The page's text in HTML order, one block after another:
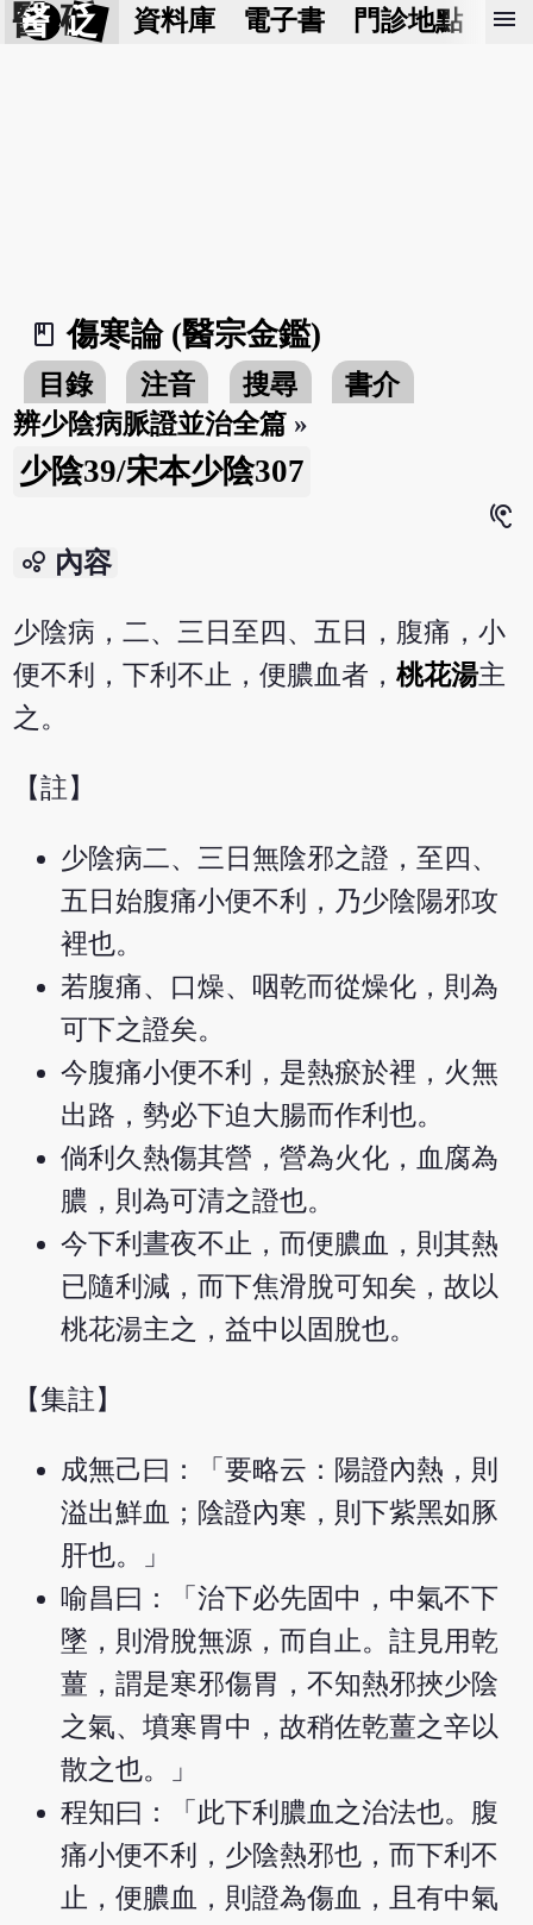
醫 砭 資料庫 電子書 門診地點 預
menu
book_2
傷寒論 (醫宗金鑑)
目錄 注音 搜尋
書介
辨少陰病脈證並治全篇 »
少陰39/宋本少陰307
hearing
bubble_chart 內容
少陰病，二、三日至四、五日，腹痛，小
便不利，下利不止，便膿血者，桃花湯主
之。
【註】
少陰病二、三日無陰邪之證，至四、
五日始腹痛小便不利，乃少陰陽邪攻
裡也。
若腹痛、口燥、咽乾而從燥化，則為
可下之證矣。
今腹痛小便不利，是熱瘀於裡，火無
出路，勢必下迫大腸而作利也。
倘利久熱傷其營，營為火化，血腐為
膿，則為可清之證也。
今下利晝夜不止，而便膿血，則其熱
已隨利減，而下焦滑脫可知矣，故以
桃花湯主之，益中以固脫也。
【集註】
成無己曰：「要略云：陽證內熱，則
溢出鮮血；陰證內寒，則下紫黑如豚
肝也。」
喻昌曰：「治下必先固中，中氣不下
墜，則滑脫無源，而自止。註見用乾
薑，謂是寒邪傷胃，不知熱邪挾少陰
之氣、墳寒胃中，故稍佐乾薑之辛以
散之也。」
程知曰：「此下利膿血之治法也。腹
痛小便不利，少陰熱邪也，而下利不
止，便膿血，則證為傷血，且有中氣